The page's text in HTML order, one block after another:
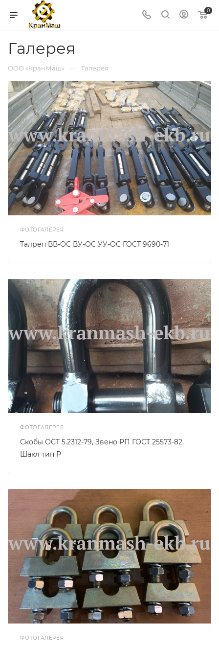
0
Галерея
ООО «КранМаш» — Галерея
ФОТОГАЛЕРЕЯ
Талреп ВВ-ОС ВУ-ОС УУ-ОС ГОСТ 9690-71
ФОТОГАЛЕРЕЯ
Скобы ОСТ 5.2312-79, Звено РП ГОСТ 25573-82,
Шакл тип Р
ФОТОГАЛЕРЕЯ